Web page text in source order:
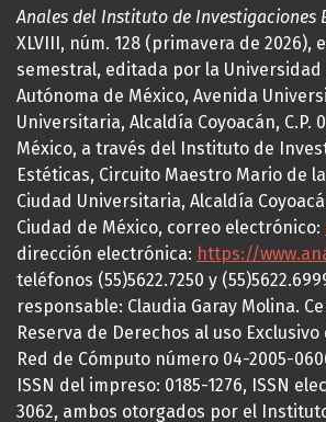
Anales del Instituto de Investigaciones
XLVIII, núm. 128 (primavera de 2026),
semestral, editada por la Universidad
Autónoma de México, Avenida
Universitaria, Alcaldía Coyoacán, C.P.
México, a través del Instituto de
Estéticas, Circuito Maestro Mario de
Ciudad Universitaria, Alcaldía
Ciudad de México, correo electrónico:
dirección electrónica: https://
teléfonos (55)5622.7250 y
responsable: Claudia Garay Molina.
Reserva de Derechos al uso
Red de Cómputo número 04-2005-
ISSN del impreso: 0185-1276, ISSN
3062, ambos otorgados por el